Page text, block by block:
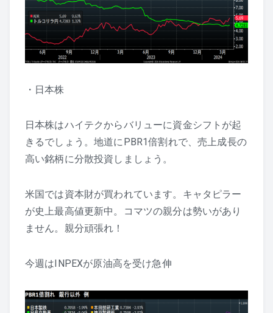
・日本株
日本株はハイテクからバリューに資金シフトが起
きるでしょう。地道にPBR1倍割れで、売上成長の
高い銘柄に分散投資しましょう。
米国では資本財が買われています。キャタピラー
が史上最高値更新中。コマツの親分は勢いがあり
ません。親分頑張れ！
今週はINPEXが原油高を受け急伸